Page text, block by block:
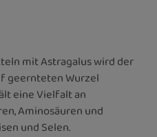
mit Astragalus wird der
geernteten Wurzel
eine Vielfalt an
Aminosäuren und
und Selen.